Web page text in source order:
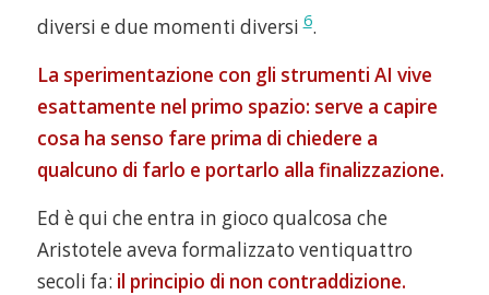
diversi e due momenti diversi6.
La sperimentazione con gli strumenti AI vive
esattamente nel primo spazio: serve a capire
cosa ha senso fare prima di chiedere a
qualcuno di farlo e portarlo alla finalizzazione.
Ed è qui che entra in gioco qualcosa che
Aristotele aveva formalizzato ventiquattro
secoli fa: il principio di non contraddizione.